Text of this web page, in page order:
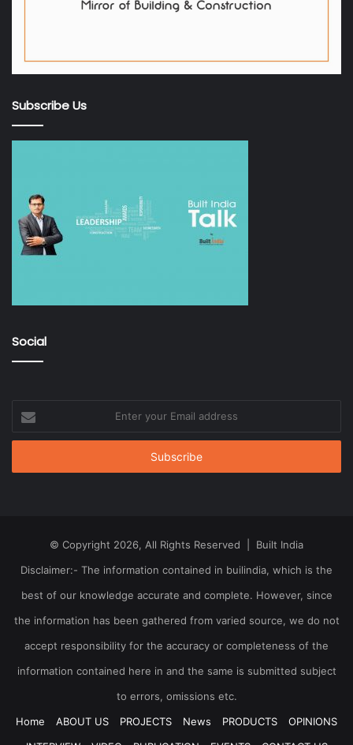
Subscribe Us
Social
your
Email
© Copyright 2026, All Rights Reserved | Built India
Disclaimer:- The information contained in builindia, which is the
best of our knowledge accurate and complete. However, since
the information has been gathered from varied source, we do not
accept responsibility for the accuracy or completeness of the
information contained here in and the same is submitted subject
to errors, omissions etc.
Home
ABOUT US PROJECTS News PRODUCTS
OPINIONS